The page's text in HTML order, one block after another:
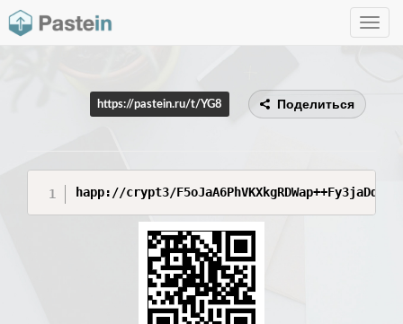
Toggle
https://pastein.ru/t/YG8 Поделиться
happ://crypt3/